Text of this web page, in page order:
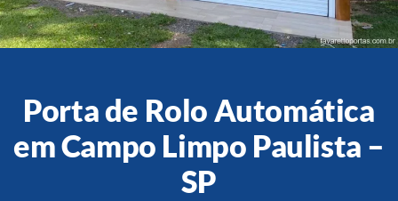
Contato
Acessórios
Automatização
Porta de Rolo Automática
em Campo Limpo Paulista –
SP